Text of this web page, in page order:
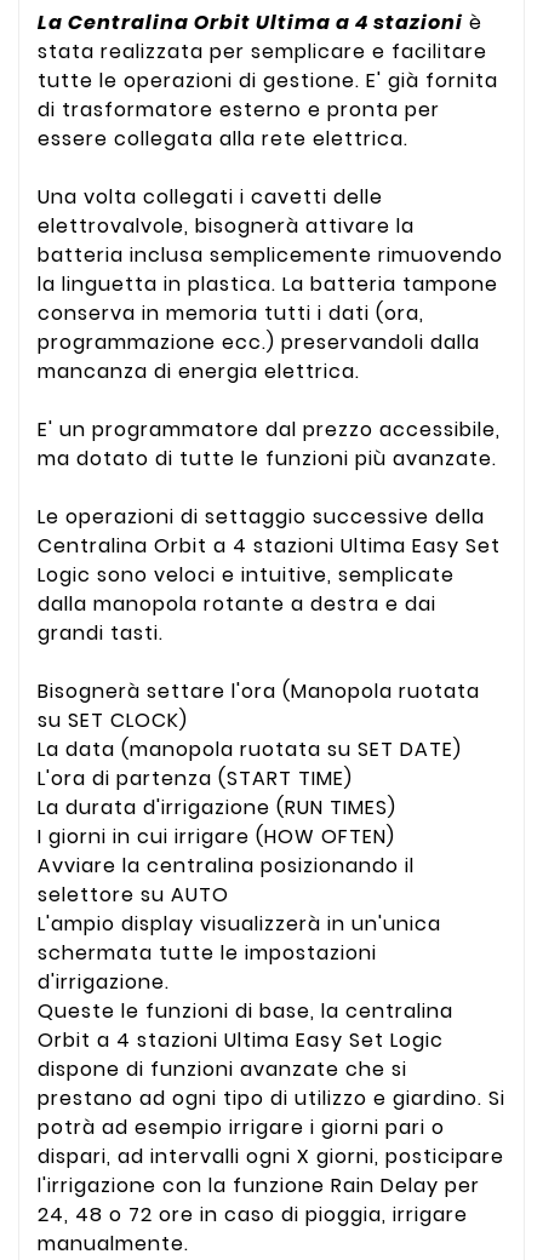
La Centralina Orbit Ultima a 4 stazioni è
stata realizzata per semplicare e facilitare
tutte le operazioni di gestione. E' già fornita
di trasformatore esterno e pronta per
essere collegata alla rete elettrica.
Una volta collegati i cavetti delle
elettrovalvole, bisognerà attivare la
batteria inclusa semplicemente rimuovendo
la linguetta in plastica. La batteria tampone
conserva in memoria tutti i dati (ora,
programmazione ecc.) preservandoli dalla
mancanza di energia elettrica.
E' un programmatore dal prezzo accessibile,
ma dotato di tutte le funzioni più avanzate.
Le operazioni di settaggio successive della
Centralina Orbit a 4 stazioni Ultima Easy Set
Logic sono veloci e intuitive, semplicate
dalla manopola rotante a destra e dai
grandi tasti.
Bisognerà settare l'ora (Manopola ruotata
su SET CLOCK)
La data (manopola ruotata su SET DATE)
L'ora di partenza (START TIME)
La durata d'irrigazione (RUN TIMES)
I giorni in cui irrigare (HOW OFTEN)
Avviare la centralina posizionando il
selettore su AUTO
L'ampio display visualizzerà in un'unica
schermata tutte le impostazioni
d'irrigazione.
Queste le funzioni di base, la centralina
Orbit a 4 stazioni Ultima Easy Set Logic
dispone di funzioni avanzate che si
prestano ad ogni tipo di utilizzo e giardino. Si
potrà ad esempio irrigare i giorni pari o
dispari, ad intervalli ogni X giorni, posticipare
l'irrigazione con la funzione Rain Delay per
24, 48 o 72 ore in caso di pioggia, irrigare
manualmente.